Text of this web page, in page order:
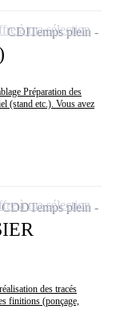
Préparation des
(stand etc.). Vous avez
CDITemps plein
à ma sélection
des tracés
finitions (ponçage,
CDDTemps plein
à ma sélection